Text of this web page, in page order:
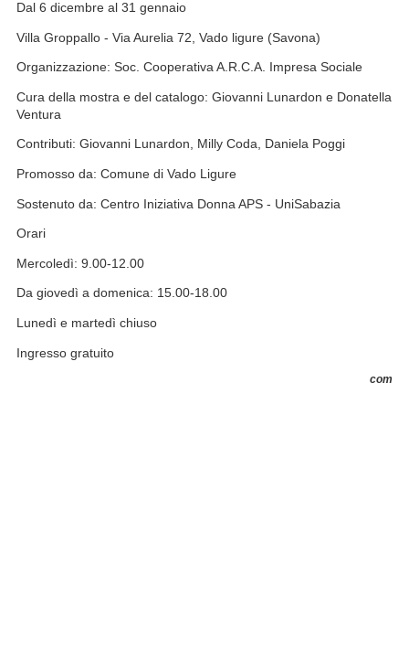
Dal 6 dicembre al 31 gennaio
Villa Groppallo - Via Aurelia 72, Vado ligure (Savona)
Organizzazione: Soc. Cooperativa A.R.C.A. Impresa Sociale
Cura della mostra e del catalogo: Giovanni Lunardon e Donatella
Ventura
Contributi: Giovanni Lunardon, Milly Coda, Daniela Poggi
Promosso da: Comune di Vado Ligure
Sostenuto da: Centro Iniziativa Donna APS - UniSabazia
Orari
Mercoledì: 9.00-12.00
Da giovedì a domenica: 15.00-18.00
Lunedì e martedì chiuso
Ingresso gratuito
com